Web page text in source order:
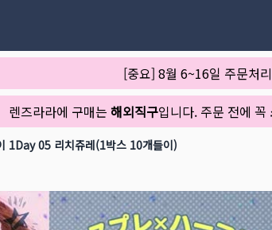
[중요] 8월 6~16일 주문처
렌즈라라에 구매는 해외직구입니다. 주문 전에 꼭
1Day 05 리치쥬레(1박스 10개들이)